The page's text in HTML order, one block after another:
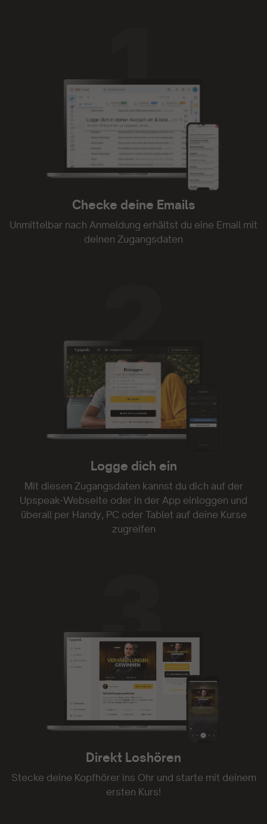
Tolle Plattform
Tolle Plattform. Kann ich nur empfehlen
beim Spaziergang mit dem Hund genießen. Und
die Mentoren sind einfach klasse! Weiter so!
- Kim Marcy
Danke!
Genau was ich gesucht und endlich gefunden
habe. Danke!
Checke deine Emails
Unmittelbar nach Anmeldung erhältst du eine Email mit
deinen Zugangsdaten
Logge dich ein
Mit diesen Zugangsdaten kannst du dich auf der
Upspeak-Webseite oder in der App einloggen und
überall per Handy, PC oder Tablet auf deine Kurse
zugreifen
Direkt Loshören
Stecke deine Kopfhörer ins Ohr und starte mit deinem
ersten Kurs!